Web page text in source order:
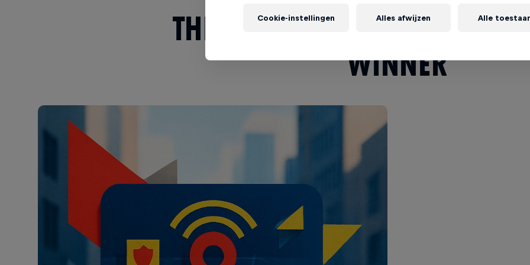
THE RED BULL BASEMENT
WINNER
Cookie-instellingen Alles afwijzen Alle